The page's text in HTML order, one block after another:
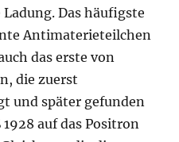
Das häufigste
Antimaterieteilchen
das erste von
die zuerst
und später gefunden
auf das Positron